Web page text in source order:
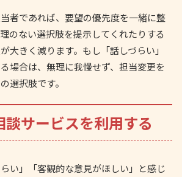
者であれば、要望の優先度を一緒に整
のない選択肢を提示してくれたりする
大きく減ります。もし「話しづらい」
る場合は、無理に我慢せず、担当変更を
選択肢です。
談サービスを利用する
らい」「客観的な意見がほしい」と感じ